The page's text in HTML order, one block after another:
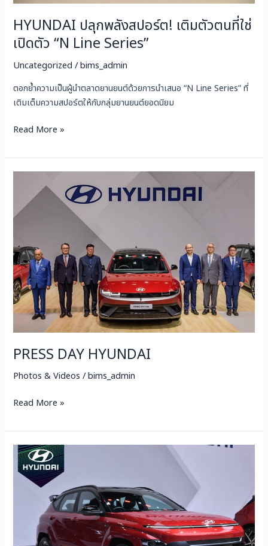
HYUNDAI ปลุกพลังสปอร์ต! เติมตัวตนที่ใช่
เปิดตัว “N Line Series”
Uncategorized /bims_admin
ตอกย้ำความเป็นผู้นำตลาดยานยนต์ด้วยการนำเสนอ “N Line Series” ที่
เติมเต็มความสปอร์ตให้กับกลุ่มยานยนต์ยอดนิยม
“N
Line
Series”
Read More »
PRESS DAY HYUNDAI
Photos & Videos /bims_admin
HYUNDAI
Read More »
HYUNDAI